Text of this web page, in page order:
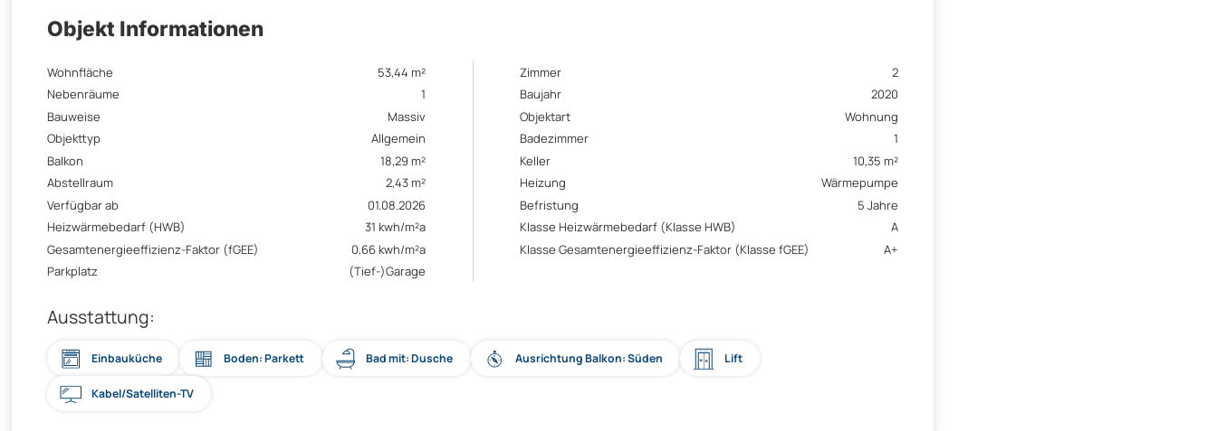
Objekt Informationen
Wohnfläche 53,44 m² Zimmer
2
Nebenräume
1 Baujahr
2020
Bauweise
Massiv Objektart
Wohnung
Objekttyp
Allgemein Badezimmer
1
Balkon
18,29 m² Keller
10,35 m²
Abstellraum
2,43 m² Heizung
Wärmepumpe
Verfügbar ab
01.08.2026 Befristung
5 Jahre
Heizwärmebedarf (HWB)
31 kwh/m²a Klasse Heizwärmebedarf (Klasse HWB)
A
Gesamtenergieeffizienz-Faktor (fGEE)
0,66 kwh/m²a Klasse Gesamtenergieeffizienz-Faktor (Klasse fGEE)
A+
Parkplatz
(Tief-)Garage
Ausstattung:
Einbauküche Boden: Parkett Bad mit: Dusche Ausrichtung Balkon: Süden Lift
Kabel/Satelliten-TV